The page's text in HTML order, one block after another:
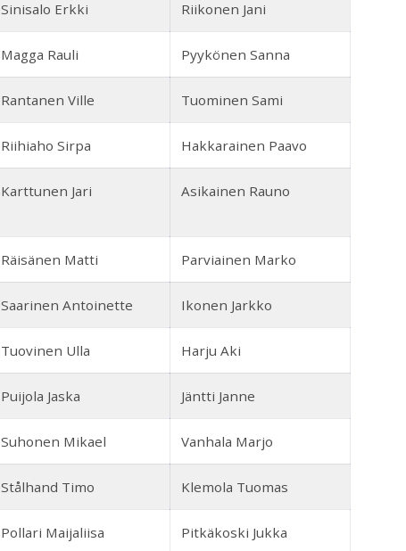
Sinisalo Erkki Riikonen Jani
Magga Rauli Pyykönen Sanna
Rantanen Ville Tuominen Sami
Riihiaho Sirpa Hakkarainen Paavo
Karttunen Jari Asikainen Rauno
Räisänen Matti Parviainen Marko
Saarinen Antoinette Ikonen Jarkko
Tuovinen Ulla Harju Aki
Puijola Jaska Jäntti Janne
Suhonen Mikael Vanhala Marjo
Stålhand Timo Klemola Tuomas
Pollari Maijaliisa Pitkäkoski Jukka